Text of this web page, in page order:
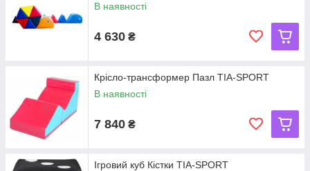
В наявності
4 630 ₴
Крісло-трансформер Пазл TIA-SPORT
В наявності
7 840 ₴
Ігровий куб Кістки TIA-SPORT